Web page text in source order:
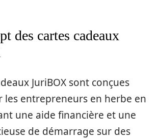
des cartes cadeaux
JuriBOX sont conçues
les entrepreneurs en herbe en
une aide financière et une
de démarrage sur des